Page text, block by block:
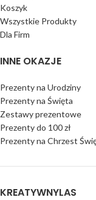
Koszyk
Wszystkie Produkty
Dla Firm
INNE OKAZJE
Prezenty na Urodziny
Prezenty na Święta
Zestawy prezentowe
Prezenty do 100 zł
Prezenty na Chrzest
KREATYWNYLAS